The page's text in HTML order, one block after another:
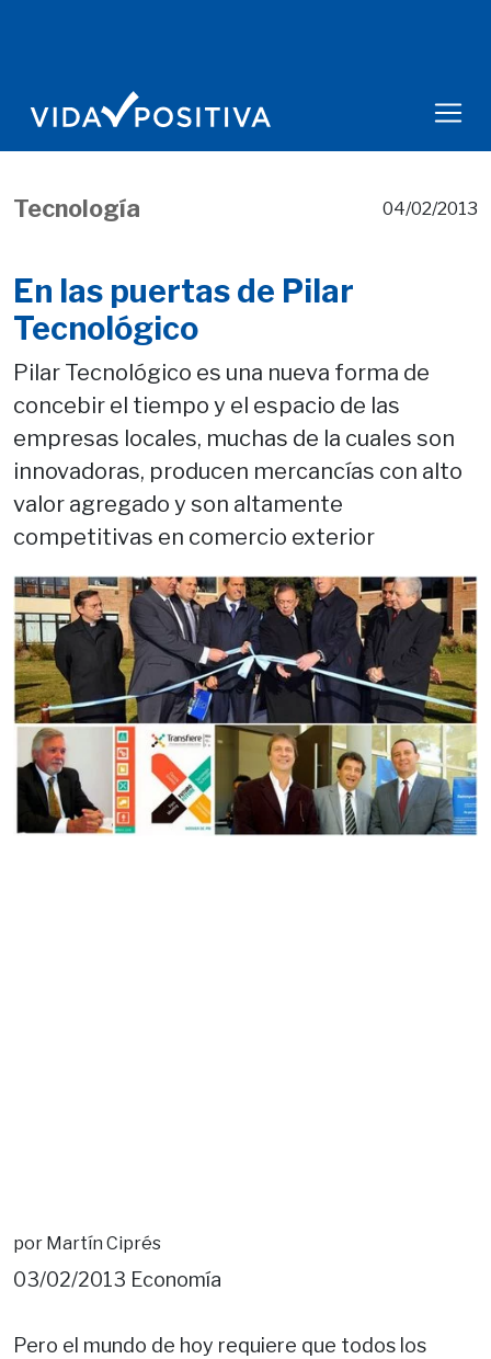
Tecnología 04/02/2013
En las puertas de Pilar
Tecnológico
Pilar Tecnológico es una nueva forma de
concebir el tiempo y el espacio de las
empresas locales, muchas de la cuales son
innovadoras, producen mercancías con alto
valor agregado y son altamente
competitivas en comercio exterior
por Martín Ciprés
03/02/2013 Economía
Pero el mundo de hoy requiere que todos los